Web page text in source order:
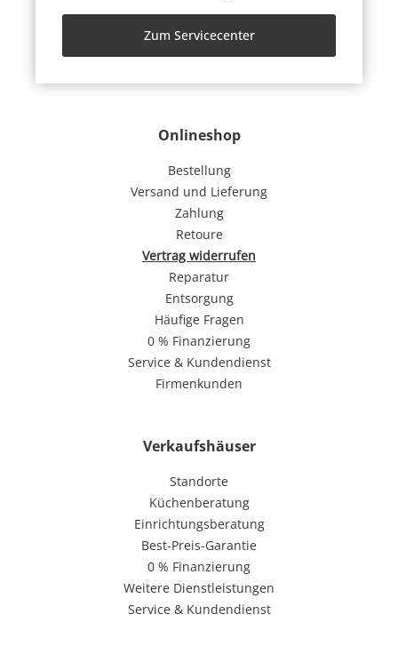
Onlineshop
Bestellung
Versand und Lieferung
Zahlung
Retoure
Vertrag widerrufen
Reparatur
Entsorgung
Häufige Fragen
0 % Finanzierung
Service & Kundendienst
Firmenkunden
Verkaufshäuser
Standorte
Küchenberatung
Einrichtungsberatung
Best-Preis-Garantie
0 % Finanzierung
Weitere Dienstleistungen
Service & Kundendienst
Zum Servicecenter